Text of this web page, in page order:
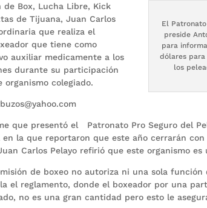
El
preside
para
dólares
los
Box, Lucha Libre, Kick
de Tijuana, Juan Carlos
que realiza el
que tiene como
auxiliar medicamente a los
durante su participación
organismo colegiado.
que presentó el Patronato Pro Seguro del
en la que reportaron que este año cerrarán
Carlos Pelayo refirió que este organismo
de boxeo no autoriza ni una sola
el reglamento, donde el boxeador por una
no es una gran cantidad pero esto le